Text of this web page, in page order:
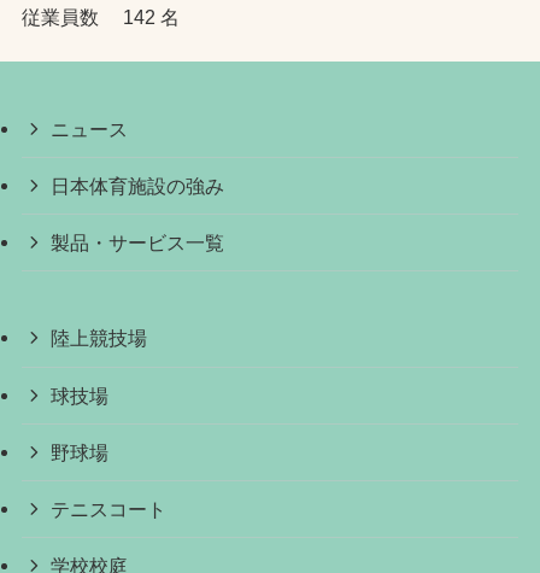
従業員数 142 名
ニュース
日本体育施設の強み
製品・サービス一覧
陸上競技場
球技場
野球場
テニスコート
学校校庭